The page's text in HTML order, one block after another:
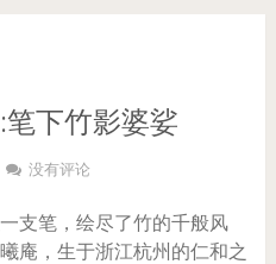
下竹影婆娑
没有评论
支笔，绘尽了竹的千般风
庵，生于浙江杭州的仁和之